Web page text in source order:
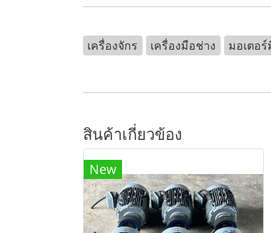
เครื่องจักร เครื่องมือช่าง มอเตอ
สินค้าเกี่ยวข้อง
New